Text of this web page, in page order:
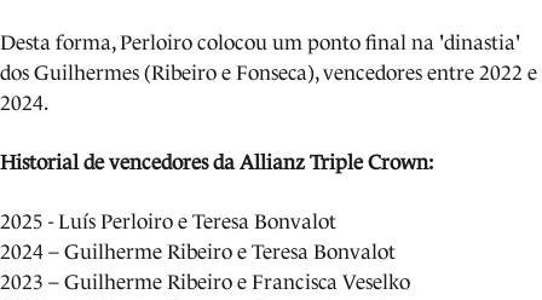
Desta forma, Perloiro colocou um ponto final na 'dinastia'
dos Guilhermes (Ribeiro e Fonseca), vencedores entre 2022 e
2024.
Historial de vencedores da Allianz Triple Crown:
2025 - Luís Perloiro e Teresa Bonvalot
2024 – Guilherme Ribeiro e Teresa Bonvalot
2023 – Guilherme Ribeiro e Francisca Veselko